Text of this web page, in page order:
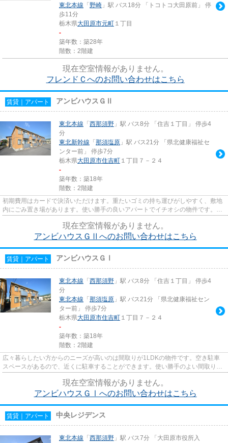
東北本線 「 野崎 」駅 バス18分 「トコトコ大田原前」 停
歩11分
栃木県大田原市元町 １丁目
-
築年数：築28年
階数：2階建
現在空室情報がありません。
フレンドＣへのお問い合わせはこちら
賃貸｜アパート アンビハウスＧⅡ
東北本線 「 西那須野 」駅 バス8分 「住吉１丁目」 停歩4
分
東北新幹線 「 那須塩原 」駅 バス21分 「県北健康福祉セ
ンター前」 停歩7分
栃木県大田原市住吉町 １丁目７－２４
-
築年数：築18年
階数：2階建
初期費用はカードで決済いただけます。重たいゴミの持ち運びがしやすく、敷地
内にごみ置き場があります。使い勝手の良いアパートでイチオシの物件です。片
現在空室情報がありません。
アンビハウスＧⅡへのお問い合わせはこちら
賃貸｜アパート アンビハウスＧⅠ
東北本線 「 西那須野 」駅 バス8分 「住吉１丁目」 停歩4
分
東北本線 「 那須塩原 」駅 バス21分 「県北健康福祉セン
ター前」 停歩7分
栃木県大田原市住吉町 １丁目７－２４
-
築年数：築18年
階数：2階建
広々暮らしたい方からのニーズが高いのは間取りが1LDKの物件です。空き駐車
スペースがあるので、近くに駐車することができます。使い勝手のよい間取りが
現在空室情報がありません。
アンビハウスＧⅠへのお問い合わせはこちら
賃貸｜アパート 中央レジデンス
東北本線 「 西那須野 」駅 バス7分 「大田原市役所入